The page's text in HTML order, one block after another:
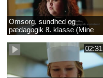
Omsorg, sundhed og
pædagogik 8. klasse (Mine
introkurser) 2022
02:31